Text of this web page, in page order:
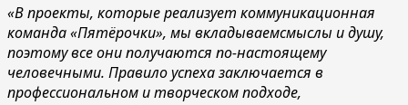
«В проекты, которые реализует коммуникационная
команда «Пятёрочки», мы вкладываемсмыслы и душу,
поэтому все они получаются по-настоящему
человечными. Правило успеха заключается в
профессиональном и творческом подходе,